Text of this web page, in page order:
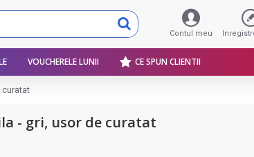
Contul meu
VOUCHERELE LUNII CE SPUN CLIENTII
curatat
- gri, usor de curatat